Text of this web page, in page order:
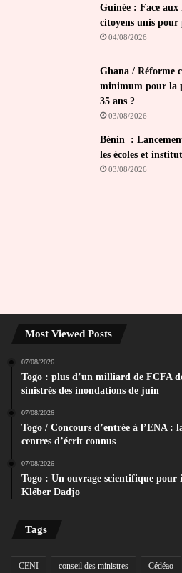
Guinée : Face aux
citoyens unis pour
04/08/2026
Ghana / Réforme
minimum pour la
35 ans ?
03/08/2026
Bénin :
les écoles et
03/08/2026
Most Viewed Posts
07/08/2026
Togo : plus d’un milliard de FCFA
sinistrés des inondations de juin
07/08/2026
Togo / Concours d’entrée à l’ENA :
centres d’écrit connus
07/08/2026
Togo : Un ouvrage scientifique pour
Kléber Dadjo
Tags
CENI conseil des ministres Cédéao